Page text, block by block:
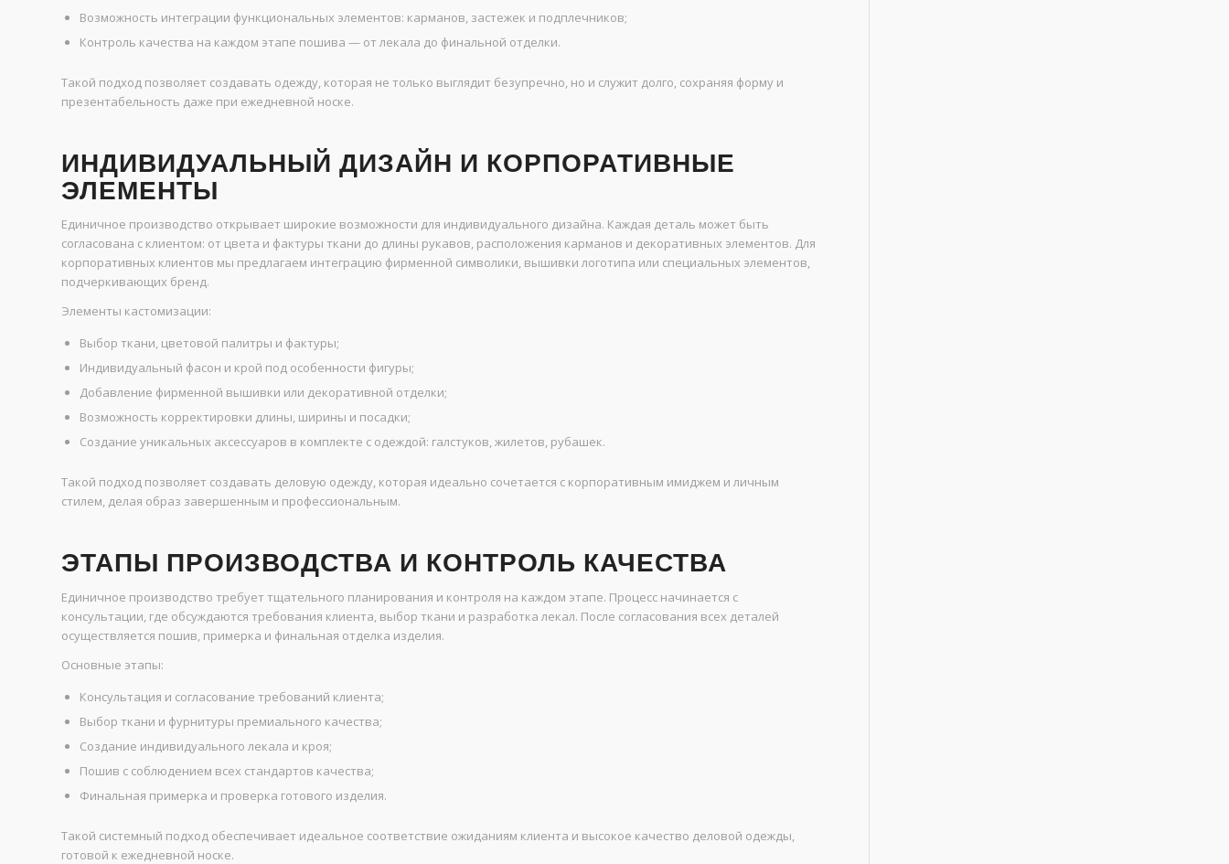
Возможность интеграции функциональных элементов: карманов, застежек и подплечников;
Контроль качества на каждом этапе пошива — от лекала до финальной отделки.
Такой подход позволяет создавать одежду, которая не только выглядит безупречно, но и служит долго, сохраняя форму и
презентабельность даже при ежедневной носке.
ИНДИВИДУАЛЬНЫЙ ДИЗАЙН И КОРПОРАТИВНЫЕ
ЭЛЕМЕНТЫ
Единичное производство открывает широкие возможности для индивидуального дизайна. Каждая деталь может быть
согласована с клиентом: от цвета и фактуры ткани до длины рукавов, расположения карманов и декоративных элементов. Для
корпоративных клиентов мы предлагаем интеграцию фирменной символики, вышивки логотипа или специальных элементов,
подчеркивающих бренд.
Элементы кастомизации:
Выбор ткани, цветовой палитры и фактуры;
Индивидуальный фасон и крой под особенности фигуры;
Добавление фирменной вышивки или декоративной отделки;
Возможность корректировки длины, ширины и посадки;
Создание уникальных аксессуаров в комплекте с одеждой: галстуков, жилетов, рубашек.
Такой подход позволяет создавать деловую одежду, которая идеально сочетается с корпоративным имиджем и личным
стилем, делая образ завершенным и профессиональным.
ЭТАПЫ ПРОИЗВОДСТВА И КОНТРОЛЬ КАЧЕСТВА
Единичное производство требует тщательного планирования и контроля на каждом этапе. Процесс начинается с
консультации, где обсуждаются требования клиента, выбор ткани и разработка лекал. После согласования всех деталей
осуществляется пошив, примерка и финальная отделка изделия.
Основные этапы:
Консультация и согласование требований клиента;
Выбор ткани и фурнитуры премиального качества;
Создание индивидуального лекала и кроя;
Пошив с соблюдением всех стандартов качества;
Финальная примерка и проверка готового изделия.
Такой системный подход обеспечивает идеальное соответствие ожиданиям клиента и высокое качество деловой одежды,
готовой к ежедневной носке.